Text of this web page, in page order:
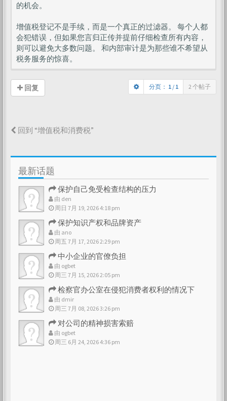
的机会。
增值税登记不是手续，而是一个真正的过滤器。 每个人都
会犯错误，但如果您言归正传并提前仔细检查所有内容，
则可以避免大多数问题。 和内部审计是为那些谁不希望从
税务服务的惊喜。
回复 分页： 1 / 1 2 个帖子
回到 “增值税和消费税”
最新话题
保护自己免受检查结构的压力
由 den
周日 7月 19, 2026 4:18 pm
保护知识产权和品牌资产
由 ano
周五 7月 17, 2026 2:29 pm
中小企业的官僚负担
由 ogbet
周三 7月 15, 2026 2:05 pm
检察官办公室在侵犯消费者权利的情况下
由 dmir
周三 7月 08, 2026 3:26 pm
对公司的精神损害索赔
由 ogbet
周三 6月 24, 2026 4:36 pm